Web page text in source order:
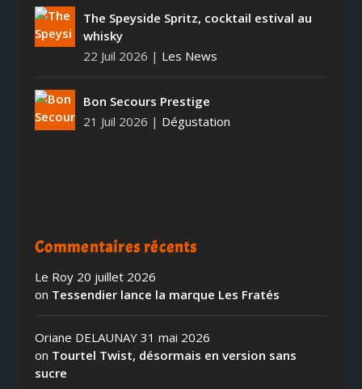
The Speyside Spritz, cocktail estival au
whisky
22 Juil 2026 | Les News
Bon Secours Prestige
21 Juil 2026 | Dégustation
Commentaires récents
Le Roy 20 juillet 2026
on Tessendier lance la marque Les Fratés
Oriane DELAUNAY 31 mai 2026
on Tourtel Twist, désormais en version sans
sucre